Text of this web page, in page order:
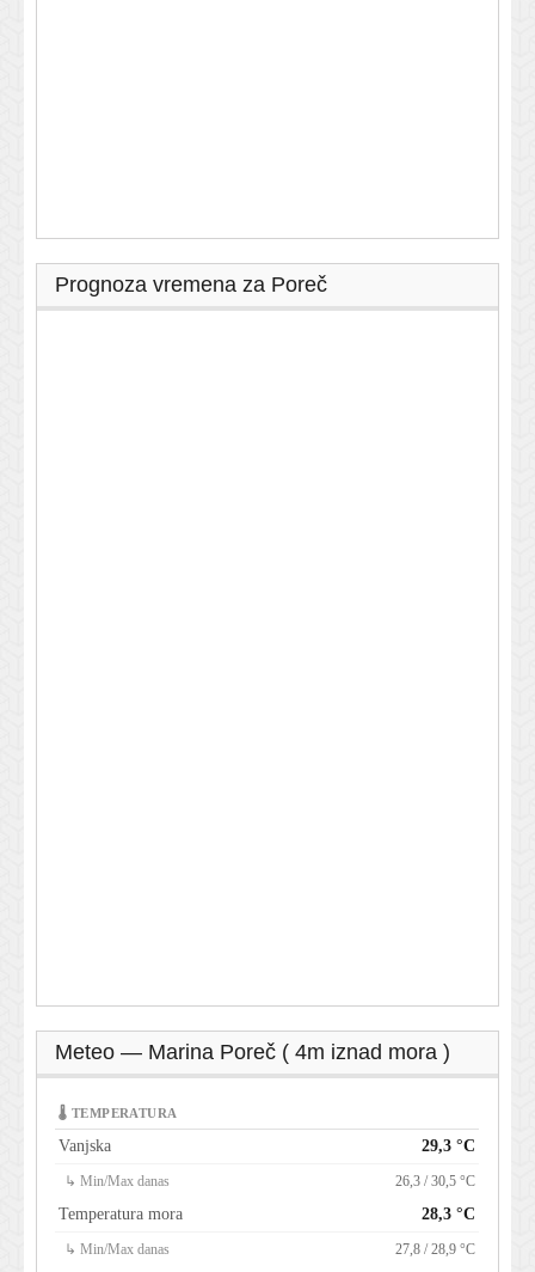
Prognoza vremena za Poreč
Meteo — Marina Poreč ( 4m iznad mora )
🌡 TEMPERATURA
Vanjska 29,3 °C
↳ Min/Max danas 26,3 / 30,5 °C
Temperatura mora 28,3 °C
↳ Min/Max danas 27,8 / 28,9 °C